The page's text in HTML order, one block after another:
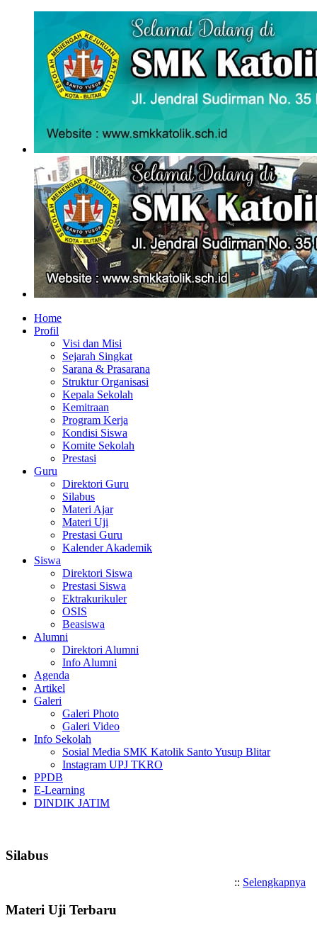
Home
Profil
Visi dan Misi
Sejarah Singkat
Sarana & Prasarana
Struktur Organisasi
Kepala Sekolah
Kemitraan
Program Kerja
Kondisi Siswa
Komite Sekolah
Prestasi
Guru
Direktori Guru
Silabus
Materi Ajar
Materi Uji
Prestasi Guru
Kalender Akademik
Siswa
Direktori Siswa
Prestasi Siswa
Ektrakurikuler
OSIS
Beasiswa
Alumni
Direktori Alumni
Info Alumni
Agenda
Artikel
Galeri
Galeri Photo
Galeri Video
Info Sekolah
Sosial Media SMK Katolik Santo Yusup Blitar
Instagram UPJ TKRO
PPDB
E-Learning
DINDIK JATIM
Silabus
:: Selengkapnya
Materi Uji Terbaru